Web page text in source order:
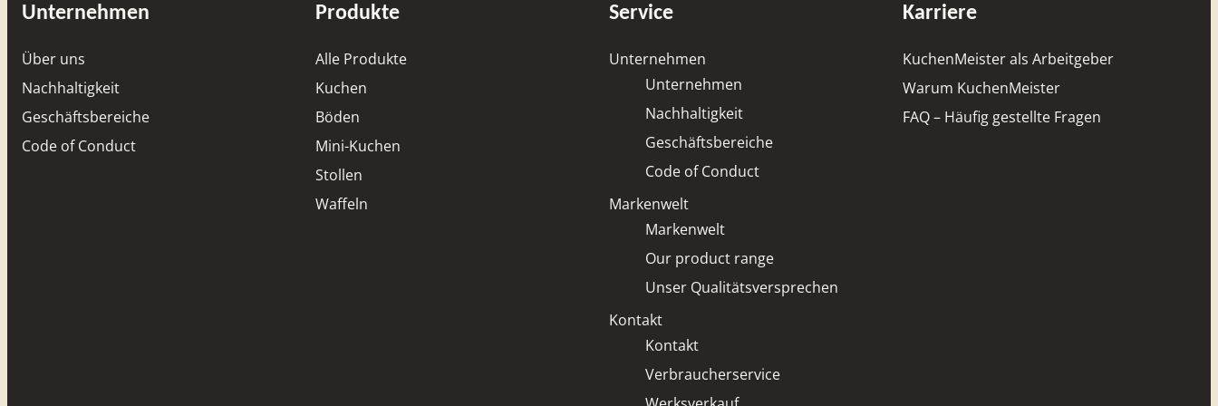
Unternehmen
Über uns
Nachhaltigkeit
Geschäftsbereiche
Code of Conduct
Produkte
Alle Produkte
Kuchen
Böden
Mini-Kuchen
Stollen
Waffeln
Service
Unternehmen
Unternehmen
Nachhaltigkeit
Geschäftsbereiche
Code of Conduct
Markenwelt
Markenwelt
Our product range
Unser Qualitätsversprechen
Kontakt
Kontakt
Verbraucherservice
Karriere
KuchenMeister als Arbeitgeber
Warum KuchenMeister
FAQ – Häufig gestellte Fragen